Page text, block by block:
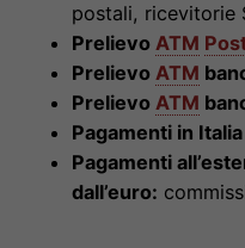
postali, ricevitorie
Prelievo ATM
Prelievo ATM
Prelievo ATM
Pagamenti in
Pagamenti
dall’euro: